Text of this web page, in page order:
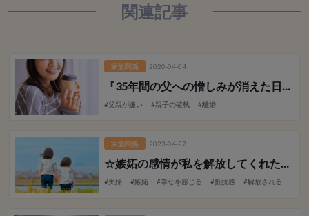
関連記事
家族関係 2020-04-04
『35年間の父への憎しみが消えた日』【前編】
#父親が嫌い #親子の確執 #離婚
家族関係 2023-04-27
☆嫉妬の感情が私を解放してくれた！～妹よ～
#夫婦 #嫉妬 #幸せを感じる #抵抗感 #解放される